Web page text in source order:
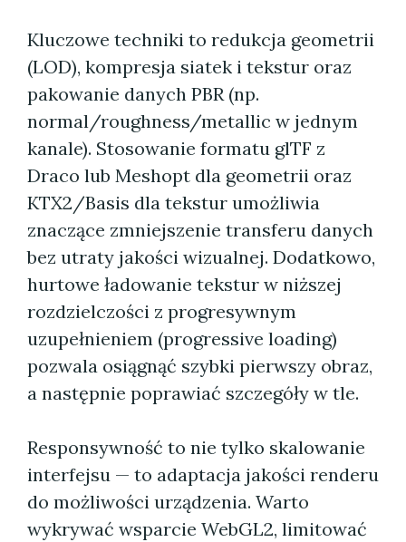
Kluczowe techniki to redukcja geometrii
(LOD), kompresja siatek i tekstur oraz
pakowanie danych PBR (np.
normal/roughness/metallic w jednym
kanale). Stosowanie formatu glTF z
Draco lub Meshopt dla geometrii oraz
KTX2/Basis dla tekstur umożliwia
znaczące zmniejszenie transferu danych
bez utraty jakości wizualnej. Dodatkowo,
hurtowe ładowanie tekstur w niższej
rozdzielczości z progresywnym
uzupełnieniem (progressive loading)
pozwala osiągnąć szybki pierwszy obraz,
a następnie poprawiać szczegóły w tle.
Responsywność to nie tylko skalowanie
interfejsu — to adaptacja jakości renderu
do możliwości urządzenia. Warto
wykrywać wsparcie WebGL2, limitować